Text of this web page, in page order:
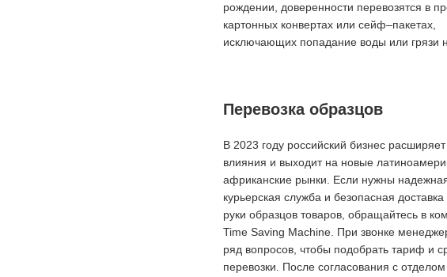
рождении, доверенности перевозятся в
картонных конвертах или сейф–пакетах,
исключающих попадание воды или грязи
Перевозка образцов
В 2023 году российский бизнес
влияния и выходит на новые
африканские рынки. Если нужны
курьерская служба и безопасная доставка
руки образцов товаров, обращайтесь в
Time Saving Machine. При звонке
ряд вопросов, чтобы подобрать тариф и
перевозки. После согласования с отделом